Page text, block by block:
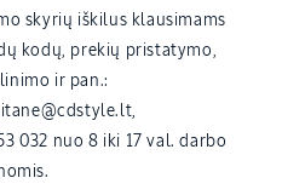
skyrių iškilus klausimams
kodų, prekių pristatymo,
ir pan.:
032 nuo 8 iki 17 val. darbo